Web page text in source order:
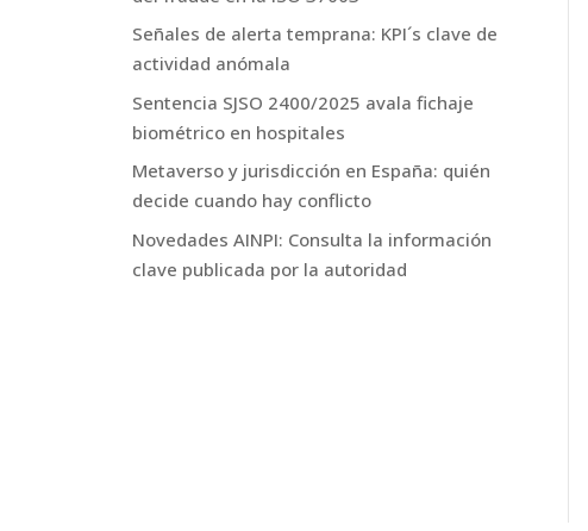
Señales de alerta temprana: KPI´s clave de
actividad anómala
Sentencia SJSO 2400/2025 avala fichaje
biométrico en hospitales
Metaverso y jurisdicción en España: quién
decide cuando hay conflicto
Novedades AINPI: Consulta la información
clave publicada por la autoridad